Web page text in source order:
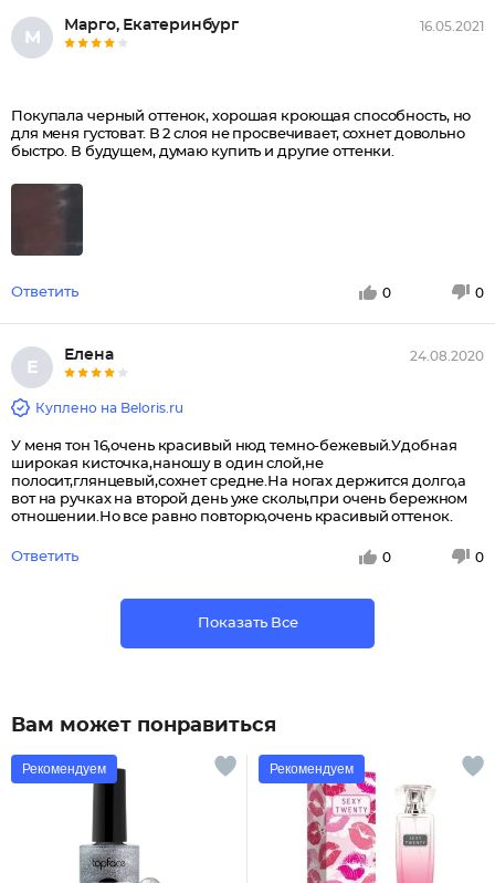
М
Марго, Екатеринбург 16.05.2021
Покупала черный оттенок, хорошая кроющая способность, но
для меня густоват. В 2 слоя не просвечивает, сохнет довольно
быстро. В будущем, думаю купить и другие оттенки.
Ответить 0 0
Е
Елена 24.08.2020
Куплено на Beloris.ru
У меня тон 16,очень красивый нюд темно-бежевый.Удобная
широкая кисточка,наношу в один слой,не
полосит,глянцевый,сохнет средне.На ногах держится долго,а
вот на ручках на второй день уже сколы,при очень бережном
отношении.Но все равно повторю,очень красивый оттенок.
Ответить 0 0
Показать Все
Вам может понравиться
Рекомендуем Рекомендуем